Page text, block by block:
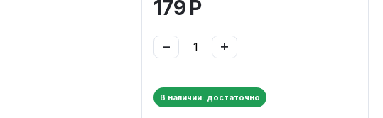
179 Р
+
−
В наличии: достаточно